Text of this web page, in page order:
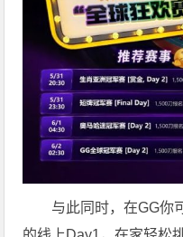
与此同时，在GG你